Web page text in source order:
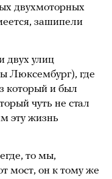
двухмоторных
зашипели
двух улиц
Люксембург), где
который и был
чуть не стал
эту жизнь
то мы,
мост, он к тому же